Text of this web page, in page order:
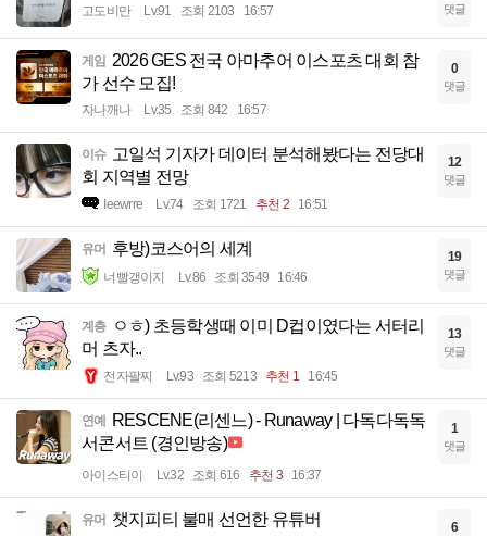
고도비만 Lv.91 조회 2103 16:57 댓글
게임 2026 GES 전국 아마추어 이스포츠 대회 참
가 선수 모집!
자나깨나 Lv.35 조회 842 16:57
0
댓글
이슈 고일석 기자가 데이터 분석해봤다는 전당대
회 지역별 전망
Ieewrre Lv.74 조회 1721 추천 2 16:51
12
댓글
유머 후방)코스어의 세계
너빨갱이지 Lv.86 조회 3549 16:46
19
댓글
계층
ㅇㅎ) 초등학생때 이미 D컵이였다는 서터리
머 츠자..
전자팔찌 Lv.93 조회 5213 추천 1 16:45
13
댓글
연예 RESCENE(리센느) - Runaway | 다독다독독
서콘서트 (경인방송)
아이스티이 Lv.32 조회 616 추천 3 16:37
1
댓글
유머 챗지피티 불매 선언한 유튜버 6